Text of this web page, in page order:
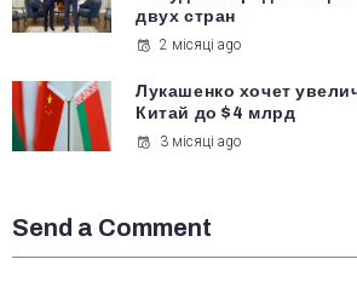
двух стран
2 місяці ago
Лукашенко хочет
Китай до $4 млрд
3 місяці ago
Send a Comment